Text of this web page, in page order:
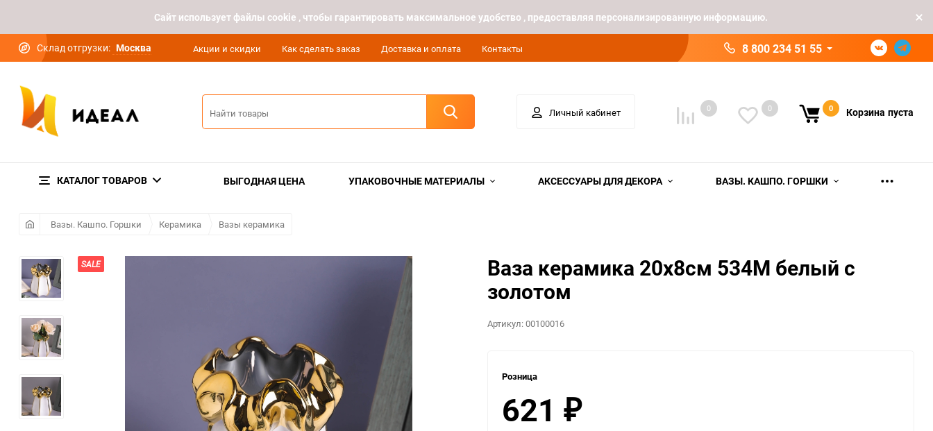
Cайт использует файлы cookie , чтобы гарантировать максимальное удобство , предоставляя персонализированную информацию.
Склад отгрузки: Москва Акции и скидки Как сделать заказ Доставка и оплата Контакты 8 800 234 51 55
Личный кабинет 0 0 0 Корзина пуста
КАТАЛОГ ТОВАРОВ ВЫГОДНАЯ ЦЕНА УПАКОВОЧНЫЕ МАТЕРИАЛЫ АКСЕССУАРЫ ДЛЯ ДЕКОРА ВАЗЫ. КАШПО. ГОРШКИ
Вазы. Кашпо. Горшки Керамика Вазы керамика
SALE
Ваза керамика 20х8см 534M белый с
золотом
Артикул:00100016
Розница
621 ₽